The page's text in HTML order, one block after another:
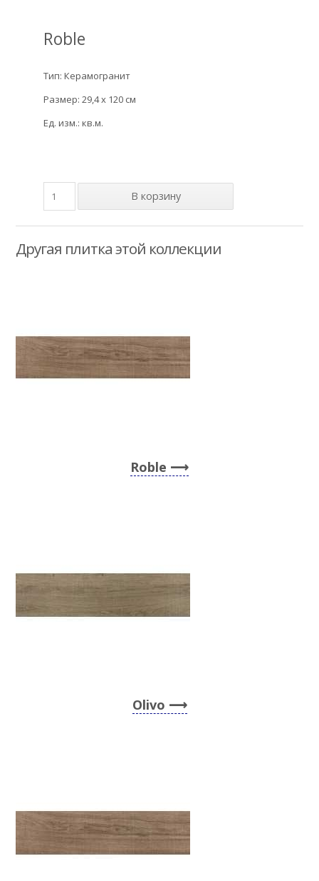
Roble
Тип: Керамогранит
Размер: 29,4 x 120 см
Ед. изм.: кв.м.
Другая плитка этой коллекции
Roble
Olivo